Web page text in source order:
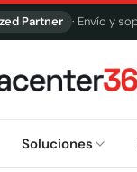
Partner · Envío y
Soluciones